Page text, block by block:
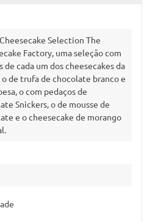
Selection The
Factory, uma seleção com
de cada um dos cheesecakes da
o de trufa de chocolate branco e
o com pedaços de
Snickers, o de mousse de
e o cheesecake de morango